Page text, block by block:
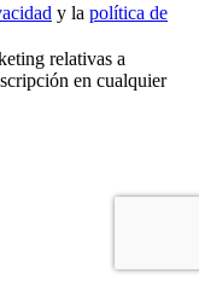
y la política de
relativas a
en cualquier